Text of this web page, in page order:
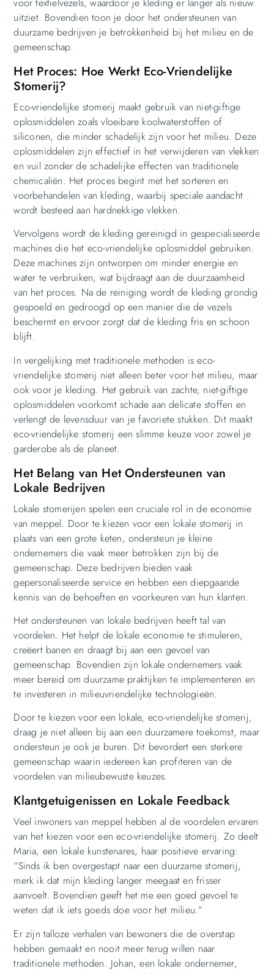
uitziet. Bovendien toon je door het ondersteunen van
duurzame bedrijven je betrokkenheid bij het milieu en de
gemeenschap.
Het Proces: Hoe Werkt Eco-Vriendelijke
Stomerij?
Eco-vriendelijke stomerij maakt gebruik van niet-giftige
oplosmiddelen zoals vloeibare koolwaterstoffen of
siliconen, die minder schadelijk zijn voor het milieu. Deze
oplosmiddelen zijn effectief in het verwijderen van vlekken
en vuil zonder de schadelijke effecten van traditionele
chemicaliën. Het proces begint met het sorteren en
voorbehandelen van kleding, waarbij speciale aandacht
wordt besteed aan hardnekkige vlekken.
Vervolgens wordt de kleding gereinigd in gespecialiseerde
machines die het eco-vriendelijke oplosmiddel gebruiken.
Deze machines zijn ontworpen om minder energie en
water te verbruiken, wat bijdraagt aan de duurzaamheid
van het proces. Na de reiniging wordt de kleding grondig
gespoeld en gedroogd op een manier die de vezels
beschermt en ervoor zorgt dat de kleding fris en schoon
blijft.
In vergelijking met traditionele methoden is eco-
vriendelijke stomerij niet alleen beter voor het milieu, maar
ook voor je kleding. Het gebruik van zachte, niet-giftige
oplosmiddelen voorkomt schade aan delicate stoffen en
verlengt de levensduur van je favoriete stukken. Dit maakt
eco-vriendelijke stomerij een slimme keuze voor zowel je
garderobe als de planeet.
Het Belang van Het Ondersteunen van
Lokale Bedrijven
Lokale stomerijen spelen een cruciale rol in de economie
van meppel. Door te kiezen voor een lokale stomerij in
plaats van een grote keten, ondersteun je kleine
ondernemers die vaak meer betrokken zijn bij de
gemeenschap. Deze bedrijven bieden vaak
gepersonaliseerde service en hebben een diepgaande
kennis van de behoeften en voorkeuren van hun klanten.
Het ondersteunen van lokale bedrijven heeft tal van
voordelen. Het helpt de lokale economie te stimuleren,
creëert banen en draagt bij aan een gevoel van
gemeenschap. Bovendien zijn lokale ondernemers vaak
meer bereid om duurzame praktijken te implementeren en
te investeren in milieuvriendelijke technologieën.
Door te kiezen voor een lokale, eco-vriendelijke stomerij,
draag je niet alleen bij aan een duurzamere toekomst, maar
ondersteun je ook je buren. Dit bevordert een sterkere
gemeenschap waarin iedereen kan profiteren van de
voordelen van milieubewuste keuzes.
Klantgetuigenissen en Lokale Feedback
Veel inwoners van meppel hebben al de voordelen ervaren
van het kiezen voor een eco-vriendelijke stomerij. Zo deelt
Maria, een lokale kunstenares, haar positieve ervaring:
“Sinds ik ben overgestapt naar een duurzame stomerij,
merk ik dat mijn kleding langer meegaat en frisser
aanvoelt. Bovendien geeft het me een goed gevoel te
weten dat ik iets goeds doe voor het milieu.”
Er zijn talloze verhalen van bewoners die de overstap
hebben gemaakt en nooit meer terug willen naar
traditionele methoden. Johan, een lokale ondernemer,